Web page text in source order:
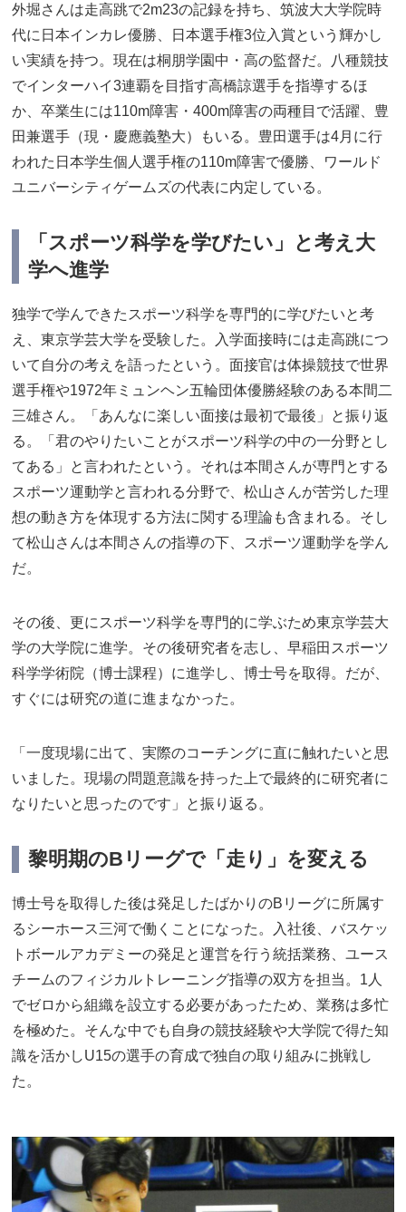
外堀さんは走高跳で2m23の記録を持ち、筑波大大学院時
代に日本インカレ優勝、日本選手権3位入賞という輝かし
い実績を持つ。現在は桐朋学園中・高の監督だ。八種競技
でインターハイ3連覇を目指す高橋諒選手を指導するほ
か、卒業生には110m障害・400m障害の両種目で活躍、豊
田兼選手（現・慶應義塾大）もいる。豊田選手は4月に行
われた日本学生個人選手権の110m障害で優勝、ワールド
ユニバーシティゲームズの代表に内定している。
「スポーツ科学を学びたい」と考え大
学へ進学
独学で学んできたスポーツ科学を専門的に学びたいと考
え、東京学芸大学を受験した。入学面接時には走高跳につ
いて自分の考えを語ったという。面接官は体操競技で世界
選手権や1972年ミュンヘン五輪団体優勝経験のある本間二
三雄さん。「あんなに楽しい面接は最初で最後」と振り返
る。「君のやりたいことがスポーツ科学の中の一分野とし
てある」と言われたという。それは本間さんが専門とする
スポーツ運動学と言われる分野で、松山さんが苦労した理
想の動き方を体現する方法に関する理論も含まれる。そし
て松山さんは本間さんの指導の下、スポーツ運動学を学ん
だ。
その後、更にスポーツ科学を専門的に学ぶため東京学芸大
学の大学院に進学。その後研究者を志し、早稲田スポーツ
科学学術院（博士課程）に進学し、博士号を取得。だが、
すぐには研究の道に進まなかった。
「一度現場に出て、実際のコーチングに直に触れたいと思
いました。現場の問題意識を持った上で最終的に研究者に
なりたいと思ったのです」と振り返る。
黎明期のBリーグで「走り」を変える
博士号を取得した後は発足したばかりのBリーグに所属す
るシーホース三河で働くことになった。入社後、バスケッ
トボールアカデミーの発足と運営を行う統括業務、ユース
チームのフィジカルトレーニング指導の双方を担当。1人
でゼロから組織を設立する必要があったため、業務は多忙
を極めた。そんな中でも自身の競技経験や大学院で得た知
識を活かしU15の選手の育成で独自の取り組みに挑戦し
た。